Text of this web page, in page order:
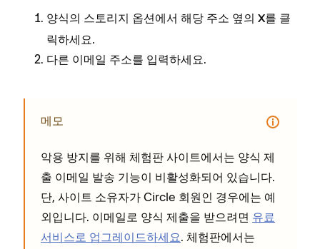
양식의 스토리지 옵션에서 해당 주소 옆의 X를 클
릭하세요.
다른 이메일 주소를 입력하세요.
메모
악용 방지를 위해 체험판 사이트에서는 양식 제
출 이메일 발송 기능이 비활성화되어 있습니다.
단, 사이트 소유자가 Circle 회원인 경우에는 예
외입니다. 이메일로 양식 제출을 받으려면 유료
서비스로 업그레이드하세요. 체험판에서는